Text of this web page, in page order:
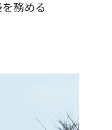
務める